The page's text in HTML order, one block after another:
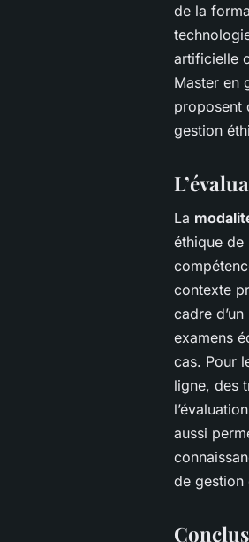
de la
artificielle
Master en
proposent
gestion
La
éthique de
contexte
cadre
examens
cas. Pour
ligne, des
aussi
de gestion